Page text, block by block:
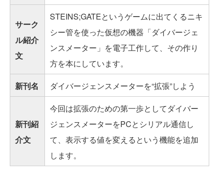
サーク
ル紹介
文
STEINS;GATEというゲームに出てくるニキ
シー管を使った仮想の機器「ダイバージェ
ンスメーター」を電子工作して、その作り
方を本にしています。
新刊名
ダイバージェンスメーターを“拡張”しよう
新刊紹
介文
今回は拡張のための第一歩としてダイバー
ジェンスメーターをPCとシリアル通信し
て、表示する値を変えるという機能を追加
します。